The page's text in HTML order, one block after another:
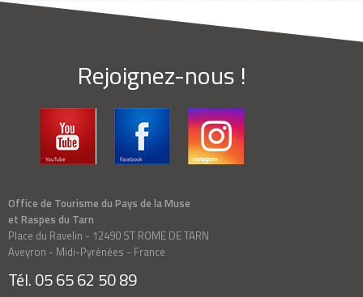
Rejoignez-nous !
Office de Tourisme du Pays de la Muse
et Raspes du Tarn
Place du Ravelin - 12490 ST ROME DE TARN
Aveyron - Midi-Pyrénées - France
Tél. 05 65 62 50 89